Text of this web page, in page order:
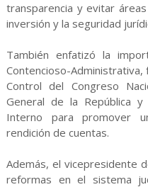
transparencia y evitar
inversión y la seguridad
También enfatizó la
Contencioso-Administrativa,
Control del Congreso
General de la República
Interno para promover
rendición de cuentas.
Además, el vicepresidente
reformas en el sistema